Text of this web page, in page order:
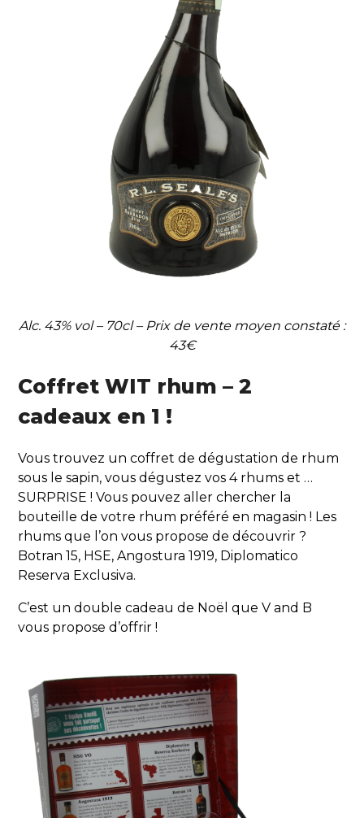
Alc. 43% vol – 70cl – Prix de vente moyen constaté :
43€
Coffret WIT rhum – 2
cadeaux en 1 !
Vous trouvez un coffret de dégustation de rhum
sous le sapin, vous dégustez vos 4 rhums et …
SURPRISE ! Vous pouvez aller chercher la
bouteille de votre rhum préféré en magasin ! Les
rhums que l’on vous propose de découvrir ?
Botran 15, HSE, Angostura 1919, Diplomatico
Reserva Exclusiva.
C’est un double cadeau de Noël que V and B
vous propose d’offrir !